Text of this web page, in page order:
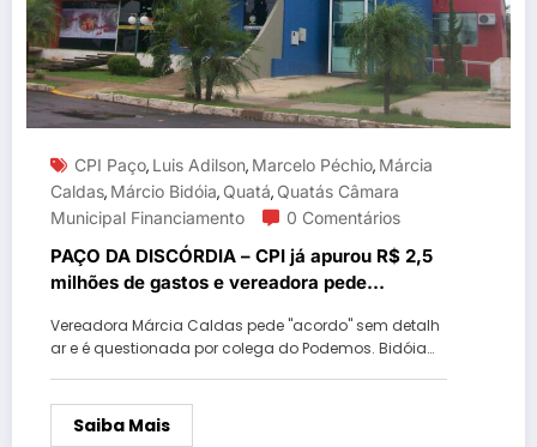
CPI Paço, Luis Adilson, Marcelo Péchio, Márcia
Caldas, Márcio Bidóia, Quatá, Quatás Câmara
Municipal Financiamento
0 Comentários
PAÇO DA DISCÓRDIA – CPI já apurou R$ 2,5
milhões de gastos e vereadora pede
Vereadora Márcia Caldas pede "acordo" sem detalh
ar e é questionada por colega do Podemos. Bidóia…
Saiba Mais